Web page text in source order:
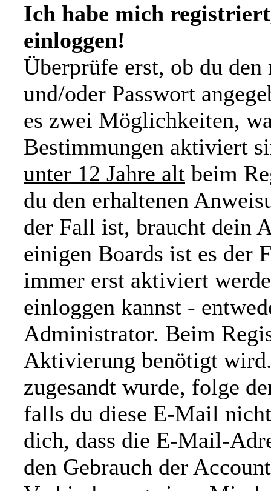
Ich habe mich
einloggen!
Überprüfe erst, ob du
und/oder Passwort
es zwei Möglichkeiten,
Bestimmungen aktiviert
unter 12 Jahre alt beim
du den erhaltenen
der Fall ist, braucht dein
einigen Boards ist es der
immer erst aktiviert
einloggen kannst -
Administrator. Beim
Aktivierung benötigt
zugesandt wurde, folge
falls du diese E-Mail
dich, dass die E-Mail-
den Gebrauch der